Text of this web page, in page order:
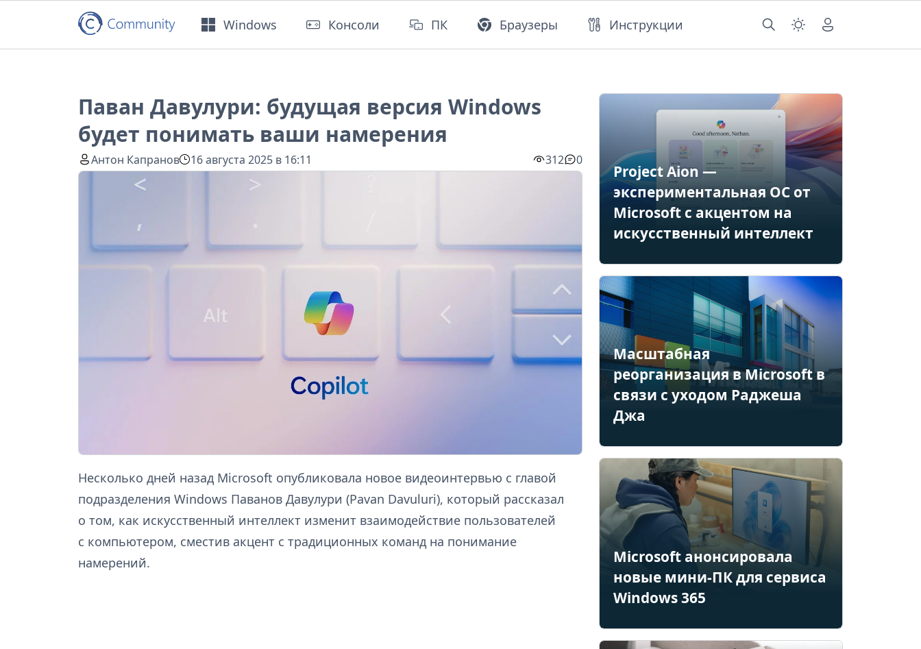
Windows Консоли ПК Браузеры Инструкции
Паван Давулури: будущая версия Windows
будет понимать ваши намерения
Антон Капранов 16 августа 2025 в 16:11 312 0
Несколько дней назад Microsoft опубликовала новое видеоинтервью с главой
подразделения Windows Паванов Давулури (Pavan Davuluri), который рассказал
о том, как искусственный интеллект изменит взаимодействие пользователей
с компьютером, сместив акцент с традиционных команд на понимание
намерений.
Project Aion —
экспериментальная ОС от
Microsoft с акцентом на
искусственный интеллект
Масштабная
реорганизация в Microsoft в
связи с уходом Раджеша
Джа
Microsoft анонсировала
новые мини-ПК для сервиса
Windows 365